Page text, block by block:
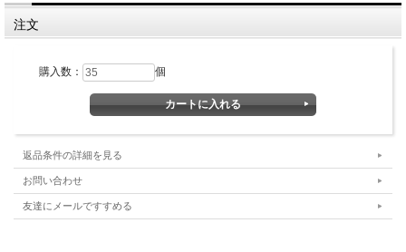
注文
購入数： 個
返品条件の詳細を見る
お問い合わせ
友達にメールですすめる